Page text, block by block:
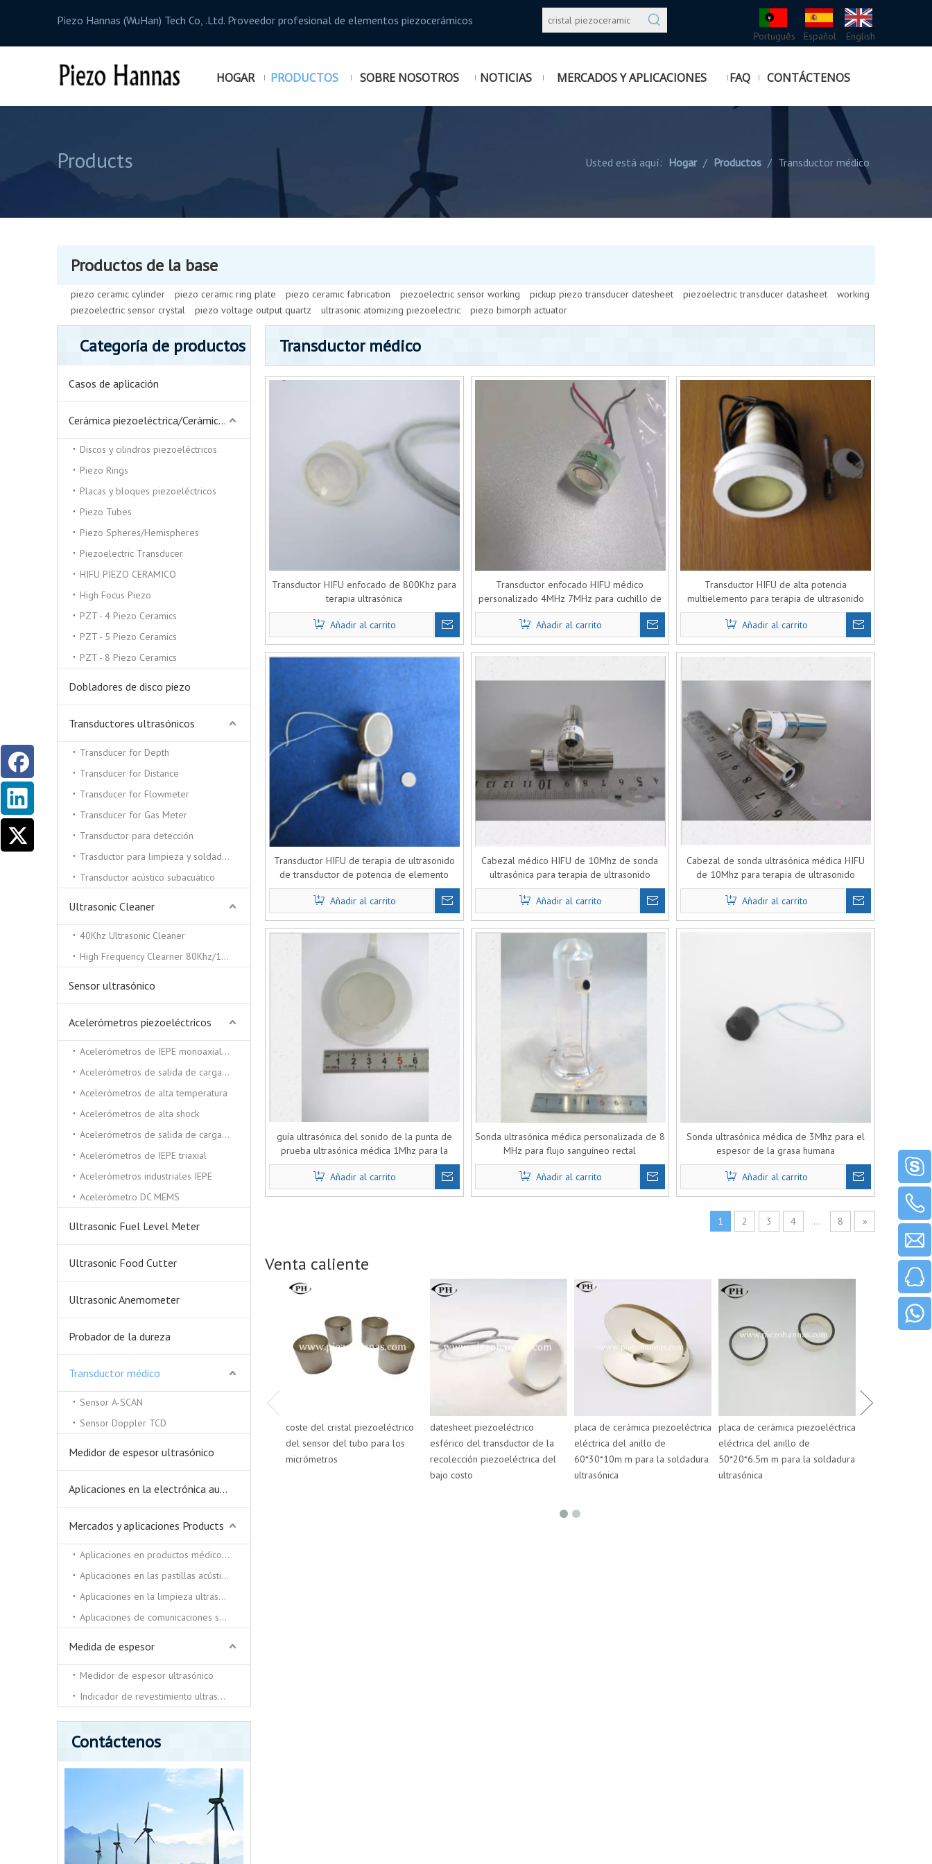
Piezo Hannas (WuHan) Tech Co, .Ltd. Proveedor profesional de elementos piezocerámicos
Português Español English
HOGAR PRODUCTOS SOBRE NOSOTROS NOTICIAS MERCADOS Y APLICACIONES FAQ CONTÁCTENOS
Products Usted está aquí: Hogar / Productos / Transductor médico
Productos de la base
piezo ceramic cylinder piezo ceramic ring plate piezo ceramic fabrication piezoelectric sensor working pickup piezo transducer datesheet piezoelectric transducer datasheet
working
piezoelectric sensor crystal
piezo voltage output quartz ultrasonic atomizing piezoelectric piezo bimorph actuator
Categoría de productos
Casos de aplicación
Cerámica piezoeléctrica/Cerámica piezoeléctrica
Discos y cilindros piezoeléctricos
Piezo Rings
Placas y bloques piezoeléctricos
Piezo Tubes
Piezo Spheres/Hemispheres
Piezoelectric Transducer
HIFU PIEZO CERAMICO
High Focus Piezo
PZT - 4 Piezo Ceramics
PZT - 5 Piezo Ceramics
PZT - 8 Piezo Ceramics
Dobladores de disco piezo
Transductores ultrasónicos
Transducer for Depth
Transducer for Distance
Transducer for Flowmeter
Transducer for Gas Meter
Transductor para detección
Trasductor para limpieza y soldadura por ultrasonidos.
Transductor acústico subacuático
Ultrasonic Cleaner
40Khz Ultrasonic Cleaner
High Frequency Clearner 80Khz/100Khz/130/Khz
Sensor ultrasónico
Acelerómetros piezoeléctricos
Acelerómetros de IEPE monoaxiales
Acelerómetros de salida de carga triaxial
Acelerómetros de alta temperatura
Acelerómetros de alta shock
Acelerómetros de salida de carga monocial
Acelerómetros de IEPE triaxial
Acelerómetros industriales IEPE
Acelerómetro DC MEMS
Ultrasonic Fuel Level Meter
Ultrasonic Food Cutter
Ultrasonic Anemometer
Probador de la dureza
Transductor médico
Sensor A-SCAN
Sensor Doppler TCD
Medidor de espesor ultrasónico
Aplicaciones en la electrónica automática.
Mercados y aplicaciones Products
Aplicaciones en productos médicos y de belleza.
Aplicaciones en las pastillas acústicas.
Aplicaciones en la limpieza ultrasónica y soldadora ultrasónica.
Aplicaciones de comunicaciones submarinas.
Medida de espesor
Medidor de espesor ultrasónico
Indicador de revestimiento ultrasónico
Contáctenos
Transductor médico
Transductor HIFU enfocado de 800Khz para
terapia ultrasónica
Añadir al carrito
Transductor enfocado HIFU médico
personalizado 4MHz 7MHz para cuchillo de
belleza ultrasónico
Añadir al carrito
Transductor HIFU de alta potencia
multielemento para terapia de ultrasonido
Añadir al carrito
Transductor HIFU de terapia de ultrasonido
de transductor de potencia de elemento
único personalizado
Añadir al carrito
Cabezal médico HIFU de 10Mhz de sonda
ultrasónica para terapia de ultrasonido
Añadir al carrito
Cabezal de sonda ultrasónica médica HIFU
de 10Mhz para terapia de ultrasonido
Añadir al carrito
guía ultrasónica del sonido de la punta de
prueba ultrasónica médica 1Mhz para la
entrega de la droga del ultrasonido
Añadir al carrito
Sonda ultrasónica médica personalizada de 8
MHz para flujo sanguíneo rectal
Añadir al carrito
Sonda ultrasónica médica de 3Mhz para el
espesor de la grasa humana
Añadir al carrito
1 2 3 4 ... 8 »
Venta caliente
coste del cristal piezoeléctrico
del sensor del tubo para los
micrómetros
datesheet piezoeléctrico
esférico del transductor de la
recolección piezoeléctrica del
bajo costo
placa de cerámica piezoeléctrica
eléctrica del anillo de
60*30*10m m para la soldadura
ultrasónica
placa de cerámica piezoeléctrica
eléctrica del anillo de
50*20*6.5m m para la soldadura
ultrasónica